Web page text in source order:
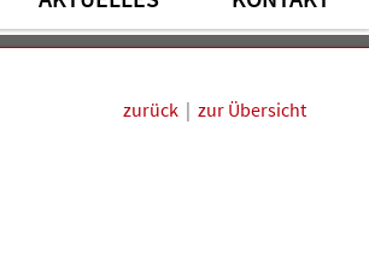
zurück| zur Übersicht